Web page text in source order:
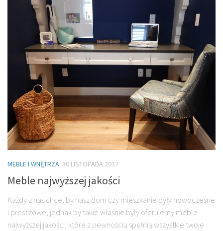
MEBLE I WNĘTRZA 30 LISTOPADA 2017
Meble najwyższej jakości
Każdy z nas chce, by nasz dom czy mieszkanie były nowoczesne
i prestiżowe, jednak by takie właśnie były oferujemy meble
najwyższej jakości, które z pewnością spełnią wszystkie twoje